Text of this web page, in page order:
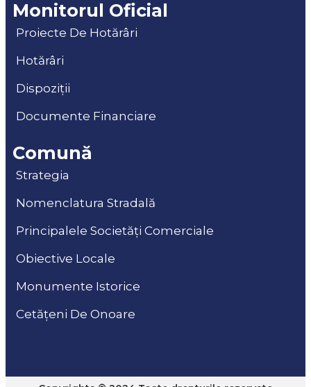
Monitorul Oficial
Proiecte De Hotărâri
Hotărâri
Dispoziții
Documente Financiare
Comună
Strategia
Nomenclatura Stradală
Principalele Societăți Comerciale
Obiective Locale
Monumente Istorice
Cetățeni De Onoare